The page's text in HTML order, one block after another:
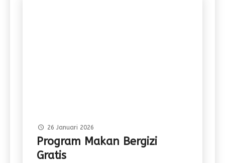
26 Januari 2026
Program Makan Bergizi
Gratis